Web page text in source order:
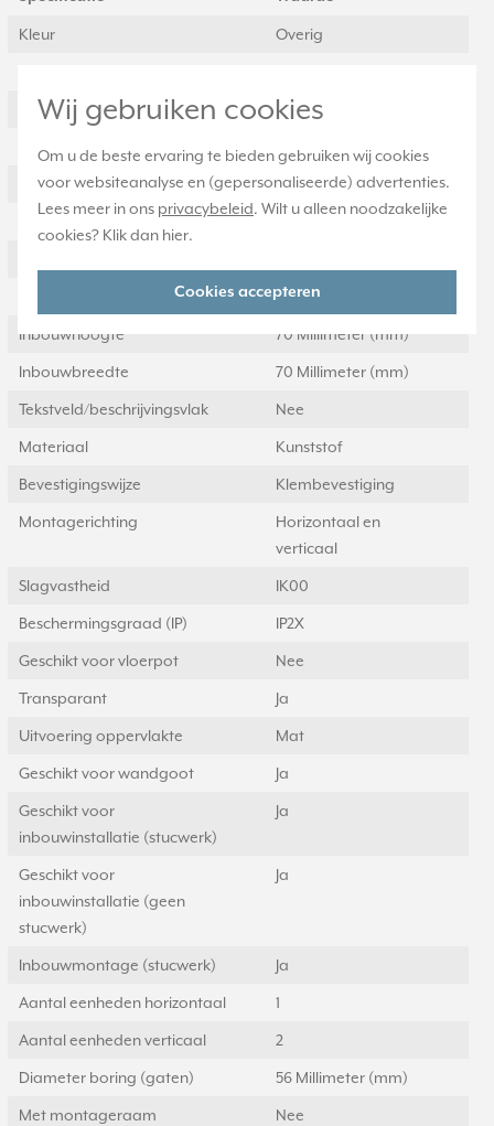
Wij gebruiken cookies
Om u de beste ervaring te bieden gebruiken wij cookies
voor websiteanalyse en (gepersonaliseerde) advertenties.
Lees meer in ons privacybeleid. Wilt u alleen noodzakelijke
cookies? Klik dan hier.
Cookies accepteren
Kleur Overig
Halogeenvrij Ja
Hoogte 152 Millimeter (mm)
Diepte 11 Millimeter (mm)
Oppervlaktebescherming Gelakt
Inbouwhoogte 70 Millimeter (mm)
Inbouwbreedte 70 Millimeter (mm)
Tekstveld/beschrijvingsvlak Nee
Materiaal Kunststof
Bevestigingswijze Klembevestiging
Montagerichting
Horizontaal en
verticaal
Slagvastheid IK00
Beschermingsgraad (IP) IP2X
Geschikt voor vloerpot Nee
Transparant Ja
Uitvoering oppervlakte Mat
Geschikt voor wandgoot Ja
Geschikt voor
inbouwinstallatie (stucwerk)
Ja
Geschikt voor
inbouwinstallatie (geen
stucwerk)
Ja
Inbouwmontage (stucwerk) Ja
Aantal eenheden horizontaal 1
Aantal eenheden verticaal 2
Diameter boring (gaten) 56 Millimeter (mm)
Met montageraam Nee